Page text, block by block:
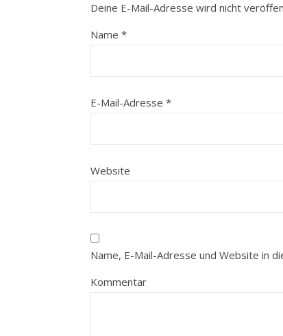
Deine E-Mail-Adresse wird nicht
Name *
E-Mail-Adresse *
Website
Name, E-Mail-Adresse und Website in
Kommentar